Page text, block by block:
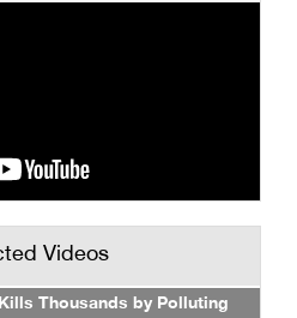
Videos
Thousands by Polluting